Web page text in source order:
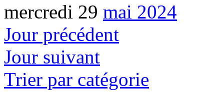
mercredi 29 mai 2024
Jour précédent
Jour suivant
Trier par catégorie